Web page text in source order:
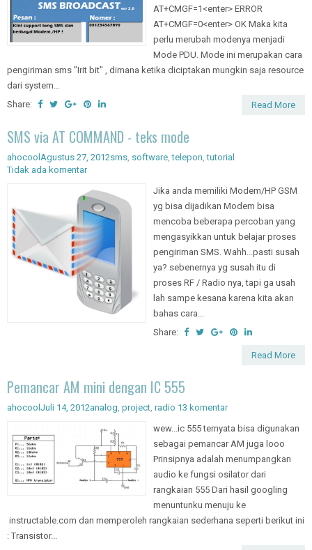
AT+CMGF=1<enter> ERROR
AT+CMGF=0<enter> OK Maka kita
perlu merubah modenya menjadi
Mode PDU. Mode ini merupakan cara
pengiriman sms "Irit bit" , dimana ketika diciptakan mungkin saja resource
dari system...
Share:
Read More
SMS via AT COMMAND - teks mode
ahocool Agustus 27, 2012sms, software,telepon,tutorial
Tidak ada komentar
Jika anda memiliki Modem/HP GSM
yg bisa dijadikan Modem bisa
mencoba beberapa percoban yang
mengasyikkan untuk belajar proses
pengiriman SMS. Wahh...pasti susah
ya? sebenernya yg susah itu di
proses RF / Radio nya, tapi ga usah
lah sampe kesana karena kita akan
bahas cara...
Share:
Read More
Pemancar AM mini dengan IC 555
ahocool Juli 14, 2012analog, project, radio 13 komentar
wew...ic 555 ternyata bisa digunakan
sebagai pemancar AM juga looo
Prinsipnya adalah menumpangkan
audio ke fungsi osilator dari
rangkaian 555 Dari hasil googling
menuntunku menuju ke
instructable.com dan memperoleh rangkaian sederhana seperti berikut ini
: Transistor...